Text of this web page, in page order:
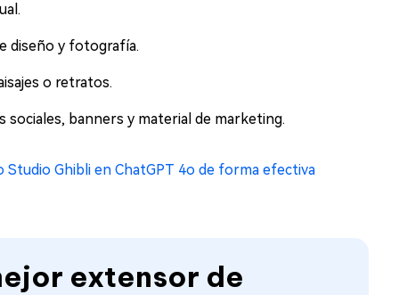
diseño y fotografía.
o retratos.
sociales, banners y material de marketing.
Studio Ghibli en ChatGPT 4o de forma efectiva
extensor de